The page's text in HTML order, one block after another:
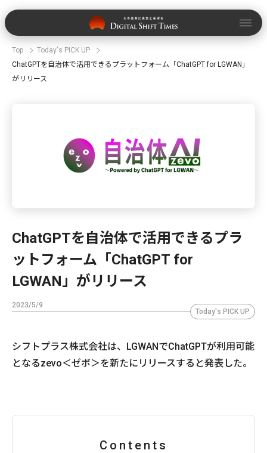
Top
Today's PICK UP
ChatGPTを自治体で活用できるプラットフォーム「ChatGPT for LGWAN」
がリリース
ChatGPTを自治体で活用できるプラ
ットフォーム「ChatGPT for
LGWAN」がリリース
2023/5/9
Today's PICK UP
シフトプラス株式会社は、LGWANでChatGPTが利用可能
となるzevo＜ゼボ＞を新たにリリースすると発表した。
Contents